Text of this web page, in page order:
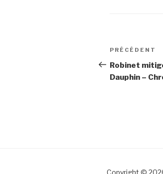
de
l’article
Article
précédent
PRÉCÉDENT
Robinet
Dauphin –